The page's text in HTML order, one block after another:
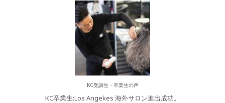
KC受講生・卒業生の声
KC卒業生:Los Angekes 海外サロン進出成功。